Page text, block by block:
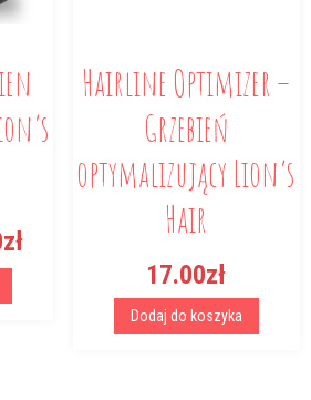
zł
Hairline Optimizer –
Grzebień
optymalizujący Lion’s
Hair
17.00zł
Dodaj do koszyka